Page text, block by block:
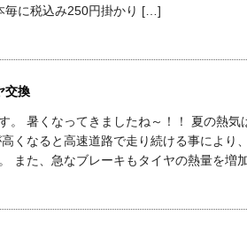
に税込み250円掛かり […]
交換
。 暑くなってきましたね～！！ 夏の熱気
くなると高速道路で走り続ける事により
また、急なブレーキもタイヤの熱量を増